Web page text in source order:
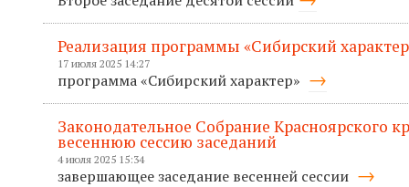
Реализация программы «Сибирский
17 июля 2025 14:27
программа «Сибирский характер»
Законодательное Собрание Красноярского
весеннюю сессию заседаний
4 июля 2025 15:34
завершающее заседание весенней сессии